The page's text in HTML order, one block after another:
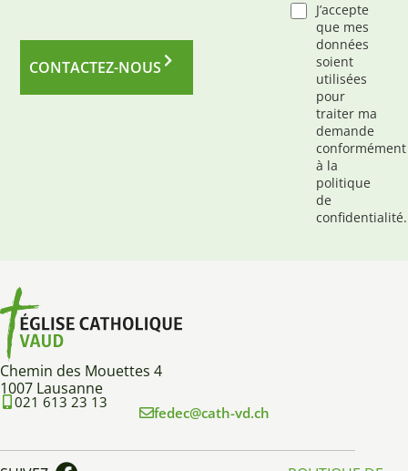
CONTACTEZ-NOUS
J’accepte
que mes
données
soient
utilisées
pour
traiter ma
demande
conformément
à la
politique
de
confidentialité.
Chemin des Mouettes 4
1007 Lausanne
021 613 23 13
fedec@cath-vd.ch